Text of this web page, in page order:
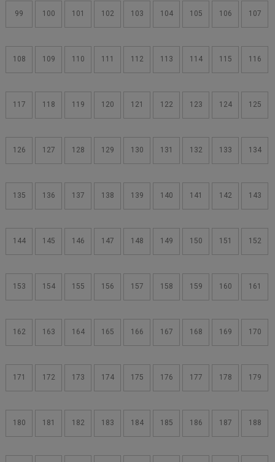
99 100 101 102 103 104 105 106 107
108 109 110 111 112 113 114 115 116
117 118 119 120 121 122 123 124 125
126 127 128 129 130 131 132 133 134
135 136 137 138 139 140 141 142 143
144 145 146 147 148 149 150 151 152
153 154 155 156 157 158 159 160 161
162 163 164 165 166 167 168 169 170
171 172 173 174 175 176 177 178 179
180 181 182 183 184 185 186 187 188